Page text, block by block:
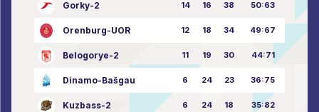
Gorky-2 14 16 38 50:63
Orenburg-UOR 12 18 34 49:67
Belogorye-2 11 19 30 44:71
Dinamo-Bašgau 6 24 23 36:75
Kuzbass-2 6 24 18 35:82